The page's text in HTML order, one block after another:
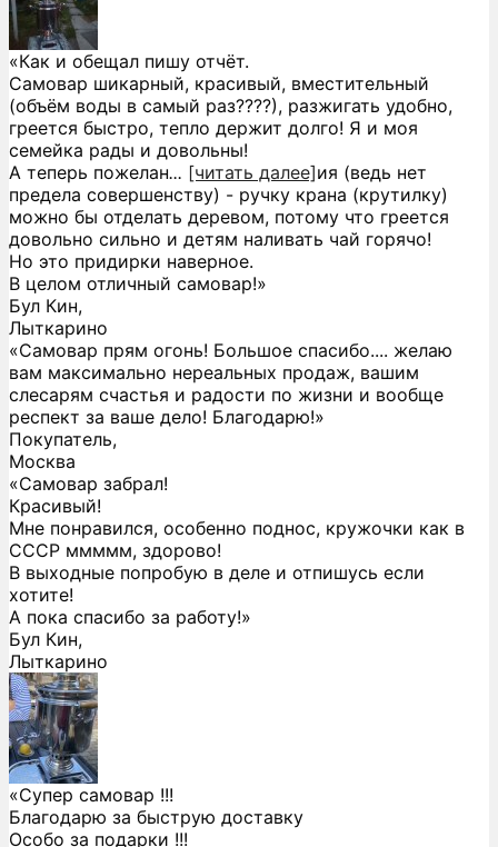
«Как и обещал пишу отчёт.
Самовар шикарный, красивый, вместительный
(объём воды в самый раз????), разжигать удобно,
греется быстро, тепло держит долго! Я и моя
семейка рады и довольны!
А теперь пожелан... [читать далее]ия (ведь нет
предела совершенству) - ручку крана (крутилку)
можно бы отделать деревом, потому что греется
довольно сильно и детям наливать чай горячо!
Но это придирки наверное.
В целом отличный самовар!»
Бул Кин,
Лыткарино
«Самовар прям огонь! Большое спасибо.... желаю
вам максимально нереальных продаж, вашим
слесарям счастья и радости по жизни и вообще
респект за ваше дело! Благодарю!»
Покупатель,
Москва
«Самовар забрал!
Красивый!
Мне понравился, особенно поднос, кружочки как в
СССР ммммм, здорово!
В выходные попробую в деле и отпишусь если
хотите!
А пока спасибо за работу!»
Бул Кин,
Лыткарино
«Супер самовар !!!
Благодарю за быструю доставку
Особо за подарки !!!